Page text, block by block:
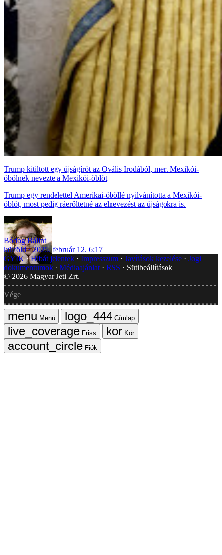
Trump kitiltott egy újságírót az Ovális Irodából, mert Mexikói-
öbölnek nevezte a Mexikói-öblöt
Trump egy rendelettel Amerikai-öböllé nyilvánította a Mexikói-
öblöt, most pedig ráerőltetné az elnevezést az újságokra is.
Bódog Bálint
külföld
2025. február 12. 6:17
GYIK Hibát jelentek Impresszum Javítások kezelése
Jogi
dokumentumok
Médiaajánlat RSS
Sütibeállítások
© 2026 Magyar Jeti Zrt.
Vége
Menü
Címlap
Friss
Kör
Fiók